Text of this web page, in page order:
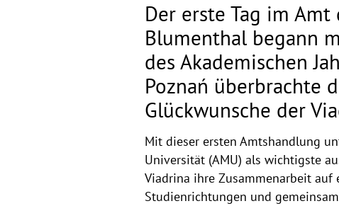
Der erste Tag im
Blumenthal begann
des Akademischen
Poznań überbrachte
Glückwunsche der
Mit dieser ersten Amtshandlung
Universität (AMU) als wichtigste
Viadrina ihre Zusammenarbeit
Studienrichtungen und